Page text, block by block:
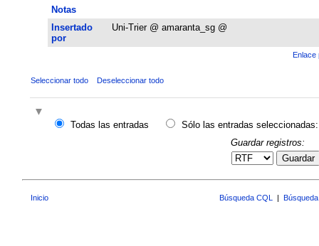
Notas
Insertado
por
Uni-Trier @ amaranta_sg @
Enlace
Seleccionar todo Deseleccionar todo
Todas las entradas
Sólo las entradas seleccionadas:
Guardar registros:
Guardar
Inicio Búsqueda CQL